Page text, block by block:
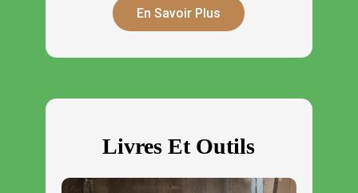
En Savoir Plus
Livres Et Outils